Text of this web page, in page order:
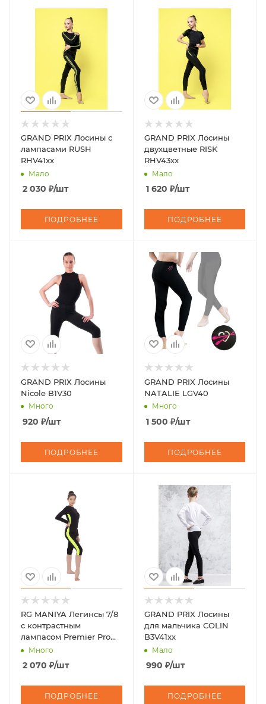
GRAND PRIX Лосины с
лампасами RUSH
RHV41xx
Мало
2 030 ₽/шт
ПОДРОБНЕЕ
GRAND PRIX Лосины
двухцветные RISK
RHV43xx
Мало
1 620 ₽/шт
ПОДРОБНЕЕ
GRAND PRIX Лосины
Nicole B1V30
Много
920 ₽/шт
ПОДРОБНЕЕ
GRAND PRIX Лосины
NATALIE LGV40
Много
1 500 ₽/шт
ПОДРОБНЕЕ
RG MANIYA Легинсы 7/8
с контрастным
лампасом Premier Pro
Vienna
Много
2 070 ₽/шт
ПОДРОБНЕЕ
GRAND PRIX Лосины
для мальчика COLIN
B3V41xx
Мало
990 ₽/шт
ПОДРОБНЕЕ